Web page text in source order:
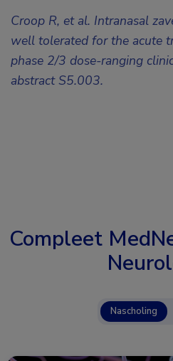
Croop R, et al. Intranasal
well tolerated for the acute
phase 2/3 dose-ranging
abstract S5.003.
Compleet
Nascholing